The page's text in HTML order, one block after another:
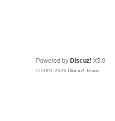
Powered by Discuz! X5.0
© 2001-2026 Discuz! Team